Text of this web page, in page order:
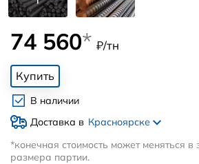
74 560* ₽/тн
Купить
В наличии
Доставка в Красноярске
*конечная стоимость может меняться в
размера партии.